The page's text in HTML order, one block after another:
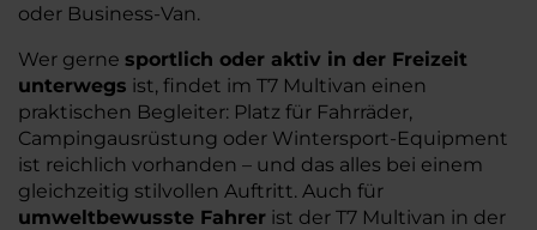
oder Business-Van.
Wer gerne sportlich oder aktiv in der Freizeit
unterwegs ist, findet im T7 Multivan einen
praktischen Begleiter: Platz für Fahrräder,
Campingausrüstung oder Wintersport-Equipment
ist reichlich vorhanden – und das alles bei einem
gleichzeitig stilvollen Auftritt. Auch für
umweltbewusste Fahrer ist der T7 Multivan in der